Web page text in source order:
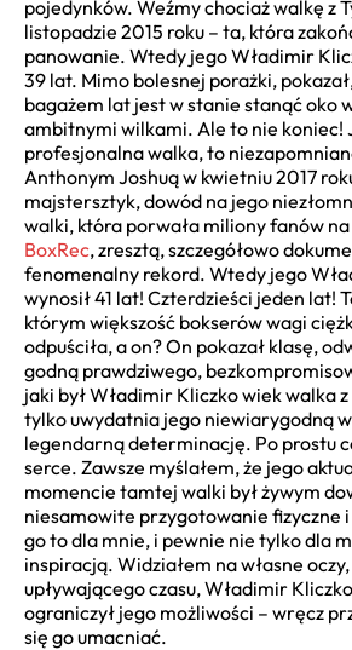
pojedynków. Weźmy chociaż walkę z
listopadzie 2015 roku – ta, która
panowanie. Wtedy jego Władimir
39 lat. Mimo bolesnej porażki,
bagażem lat jest w stanie stanąć oko
ambitnymi wilkami. Ale to nie koniec!
profesjonalna walka, to
Anthonym Joshuą w kwietniu 2017
majstersztyk, dowód na jego
walki, która porwała miliony fanów
BoxRec, zresztą, szczegółowo
fenomenalny rekord. Wtedy jego
wynosił 41 lat! Czterdzieści jeden lat!
którym większość bokserów wagi
odpuściła, a on? On pokazał klasę,
godną prawdziwego,
jaki był Władimir Kliczko wiek walka
tylko uwydatnia jego niewiarygodną
legendarną determinację. Po prostu
serce. Zawsze myślałem, że jego
momencie tamtej walki był żywym
niesamowite przygotowanie fizyczne
go to dla mnie, i pewnie nie tylko dla
inspiracją. Widziałem na własne
upływającego czasu, Władimir
ograniczył jego możliwości – wręcz
się go umacniać.